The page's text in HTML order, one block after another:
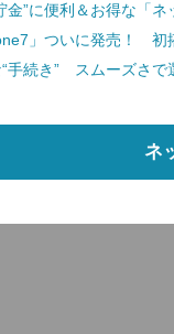
金”に便利＆お得な「
」ついに発売！ 初
手続き” スムーズさで
ネ